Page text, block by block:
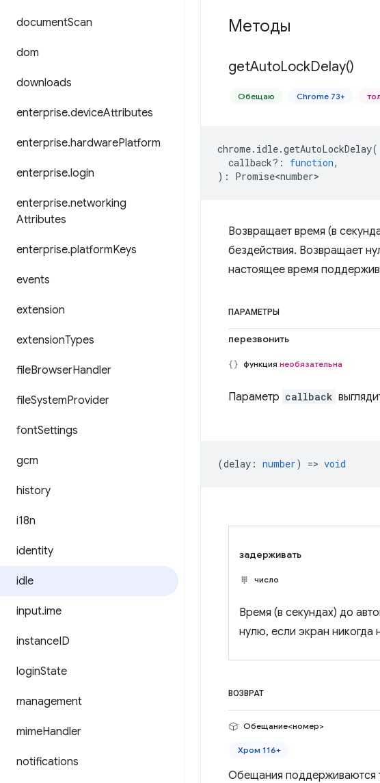
documentScan
dom
downloads
enterprise.deviceAttributes
enterprise.hardwarePlatform
enterprise.login
enterprise.networking
Attributes
enterprise.platformKeys
events
extension
extensionTypes
fileBrowserHandler
fileSystemProvider
fontSettings
gcm
history
i18n
identity
idle
input.ime
instanceID
loginState
management
mimeHandler
notifications
Методы
getAutoLockDelay()
Обещаю Chrome 73+
chrome. idle.getAutoLockDelay(
callback? : function,
) : Promise<number>
Возвращает время (в
бездействия. Возвращает
настоящее время
ПАРАМЕТРЫ
перезвонить
функция необязательна
Параметр callback
(delay : number) => void
задерживать
число
Время (в секундах) до
нулю, если экран никогда
ВОЗВРАТ
Обещание<номер>
Хром 116+
Обещания поддерживаются